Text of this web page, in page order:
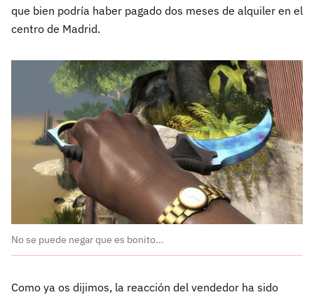
que bien podría haber pagado dos meses de alquiler en el
centro de Madrid.
No se puede negar que es bonito...
Como ya os dijimos, la reacción del vendedor ha sido